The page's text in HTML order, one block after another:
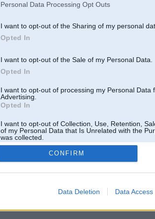
Personal Data Processing Opt Outs
I want to opt-out of the Sharing of my personal
Opted In
I want to opt-out of the Sale of my Personal Data.
Opted In
I want to opt-out of processing my Personal Data
Advertising.
Opted In
I want to opt-out of Collection, Use, Retention,
of my Personal Data that Is Unrelated with the
was collected.
Opted Out
CONFIRM
Data Deletion Data Access
Tikai reģistrēti